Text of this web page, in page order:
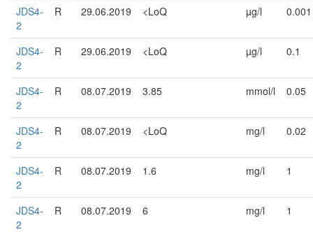
JDS4-
2
R 29.06.2019 <LoQ µg/l 0.001
JDS4-
2
R 29.06.2019 <LoQ µg/l 0.1
JDS4-
2
R 08.07.2019 3.85 mmol/l 0.05
JDS4-
2
R 08.07.2019 <LoQ mg/l 0.02
JDS4-
2
R 08.07.2019 1.6 mg/l 1
JDS4-
2
R 08.07.2019 6 mg/l 1